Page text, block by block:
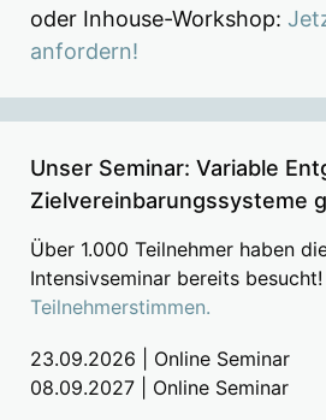
oder Inhouse-Workshop:
anfordern!
Unser Seminar: Variable
Zielvereinbarungssysteme
Über 1.000 Teilnehmer haben
Intensivseminar bereits
Teilnehmerstimmen.
23.09.2026 | Online Seminar
08.09.2027 | Online Seminar